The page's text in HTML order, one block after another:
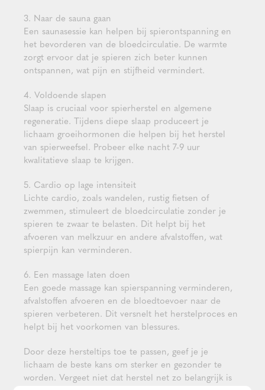
3. Naar de sauna gaan
Een saunasessie kan helpen bij spierontspanning en
het bevorderen van de bloedcirculatie. De warmte
zorgt ervoor dat je spieren zich beter kunnen
ontspannen, wat pijn en stijfheid vermindert.
4. Voldoende slapen
Slaap is cruciaal voor spierherstel en algemene
regeneratie. Tijdens diepe slaap produceert je
lichaam groeihormonen die helpen bij het herstel
van spierweefsel. Probeer elke nacht 7-9 uur
kwalitatieve slaap te krijgen.
5. Cardio op lage intensiteit
Lichte cardio, zoals wandelen, rustig fietsen of
zwemmen, stimuleert de bloedcirculatie zonder je
spieren te zwaar te belasten. Dit helpt bij het
afvoeren van melkzuur en andere afvalstoffen, wat
spierpijn kan verminderen.
6. Een massage laten doen
Een goede massage kan spierspanning verminderen,
afvalstoffen afvoeren en de bloedtoevoer naar de
spieren verbeteren. Dit versnelt het herstelproces en
helpt bij het voorkomen van blessures.
Door deze hersteltips toe te passen, geef je je
lichaam de beste kans om sterker en gezonder te
worden. Vergeet niet dat herstel net zo belangrijk is